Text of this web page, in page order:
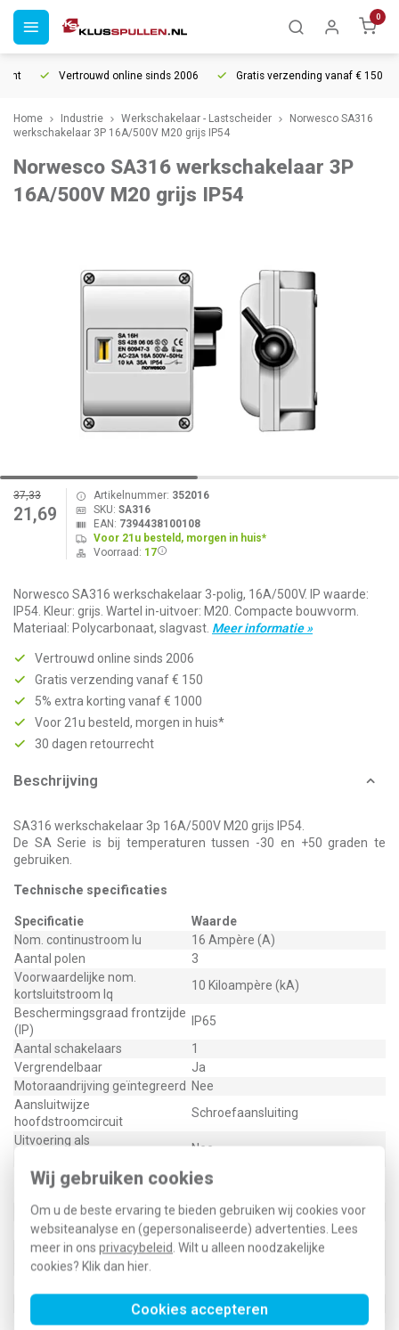
Wij gebruiken cookies
Om u de beste ervaring te bieden gebruiken wij cookies voor
websiteanalyse en (gepersonaliseerde) advertenties. Lees
meer in ons privacybeleid . Wilt u alleen noodzakelijke
cookies? Klik dan hier
Cookies accepteren
0
Vertrouwd online sinds 2006 Gratis verzending vanaf € 150
Home Industrie Werkschakelaar - Lastscheider
Norwesco SA316
werkschakelaar 3P 16A/500V M20 grijs IP54
Norwesco SA316 werkschakelaar 3P
16A/500V M20 grijs IP54
37,33
21,69
Artikelnummer: 352016
SKU: SA316
EAN: 7394438100108
Voor 21u besteld, morgen in huis*
Voorraad: 17
Norwesco SA316 werkschakelaar 3-polig, 16A/500V. IP waarde:
IP54. Kleur: grijs. Wartel in-uitvoer: M20. Compacte bouwvorm.
Materiaal: Polycarbonaat, slagvast. Meer informatie »
Vertrouwd online sinds 2006
Gratis verzending vanaf € 150
5% extra korting vanaf € 1000
Voor 21u besteld, morgen in huis*
30 dagen retourrecht
Beschrijving
SA316 werkschakelaar 3p 16A/500V M20 grijs IP54.
De SA Serie is bij temperaturen tussen -30 en +50 graden te
gebruiken.
Technische specificaties
Specificatie
Waarde
Nom. continustroom Iu
16 Ampère (A)
Aantal polen
3
Voorwaardelijke nom.
kortsluitstroom Iq
10 Kiloampère (kA)
Beschermingsgraad frontzijde
(IP)
IP65
Aantal schakelaars
1
Vergrendelbaar
Ja
Motoraandrijving geïntegreerd
Nee
Aansluitwijze
hoofdstroomcircuit
Schroefaansluiting
Uitvoering als
Nee
Uitvoering van het
bedieningselement
Korte draaigreep
Uitvoering als hoofdschakelaar Nee
Uitvoering lastscheider
Nee
Uitvoering als
veiligheidsschakelaar
Ja
Nom. vermogen, AC-23, 400 V
7,5 Kilowatt (kW)
Kleur bedieningselement
Zwart